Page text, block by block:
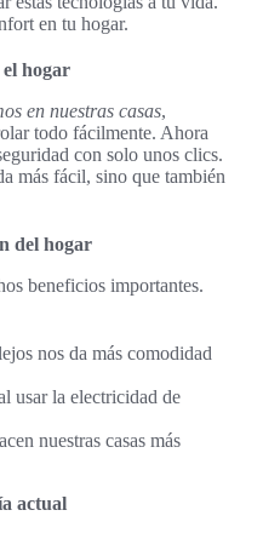
en tu hogar.
hogar
en nuestras casas,
todo fácilmente. Ahora
con solo unos clics.
más fácil, sino que también
del hogar
beneficios importantes.
nos da más comodidad
usar la electricidad de
nuestras casas más
actual